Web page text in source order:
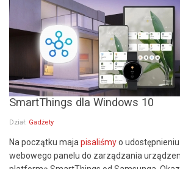
SmartThings dla Windows 10
Dział: Gadżety
Na początku maja pisaliśmyo
webowego panelu do zarządzania